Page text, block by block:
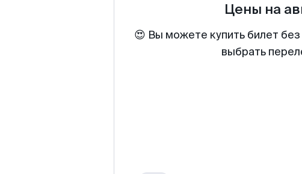
Цены на
😍 Вы можете купить билет
выбрать